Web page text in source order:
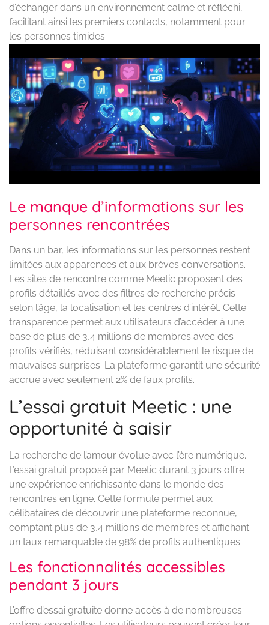
d’échanger dans un environnement calme et réfléchi,
facilitant ainsi les premiers contacts, notamment pour
les personnes timides.
Le manque d’informations sur les
personnes rencontrées
Dans un bar, les informations sur les personnes restent
limitées aux apparences et aux brèves conversations.
Les sites de rencontre comme Meetic proposent des
profils détaillés avec des filtres de recherche précis
selon l’âge, la localisation et les centres d’intérêt. Cette
transparence permet aux utilisateurs d’accéder à une
base de plus de 3,4 millions de membres avec des
profils vérifiés, réduisant considérablement le risque de
mauvaises surprises. La plateforme garantit une sécurité
accrue avec seulement 2% de faux profils.
L’essai gratuit Meetic : une
opportunité à saisir
La recherche de l’amour évolue avec l’ère numérique.
L’essai gratuit proposé par Meetic durant 3 jours offre
une expérience enrichissante dans le monde des
rencontres en ligne. Cette formule permet aux
célibataires de découvrir une plateforme reconnue,
comptant plus de 3,4 millions de membres et affichant
un taux remarquable de 98% de profils authentiques.
Les fonctionnalités accessibles
pendant 3 jours
L’offre d’essai gratuite donne accès à de nombreuses